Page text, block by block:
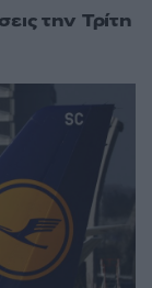
την Τρίτη